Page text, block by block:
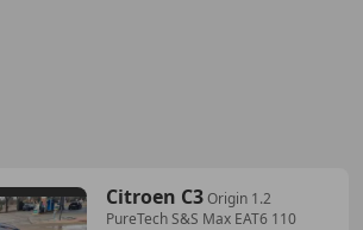
Citroen C3Origin 1.2
PureTech S&S Max EAT6 110